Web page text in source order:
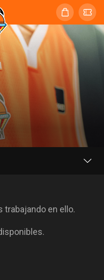
trabajando en ello.